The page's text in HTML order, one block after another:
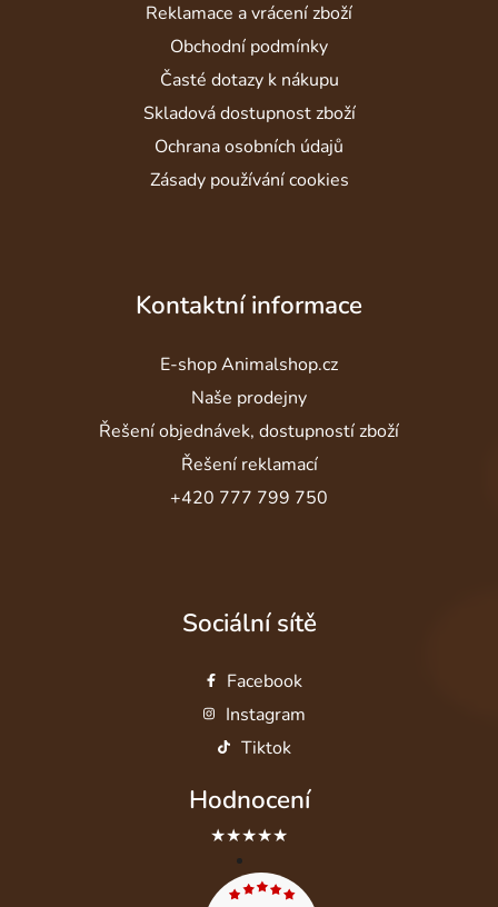
Reklamace a vrácení zboží
Obchodní podmínky
Časté dotazy k nákupu
Skladová dostupnost zboží
Ochrana osobních údajů
Zásady používání cookies
Kontaktní informace
E-shop Animalshop.cz
Naše prodejny
Řešení objednávek, dostupností zboží
Řešení reklamací
+420 777 799 750
Sociální sítě
Facebook
Instagram
Tiktok
Hodnocení
★★★★★